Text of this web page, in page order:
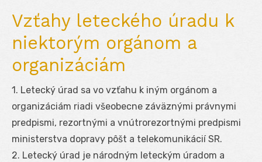
Vzťahy leteckého úradu k
niektorým orgánom a
organizáciám
1. Letecký úrad sa vo vzťahu k iným orgánom a
organizáciám riadi všeobecne záväznými právnymi
predpismi, rezortnými a vnútrorezortnými predpismi
ministerstva dopravy pôšt a telekomunikácií SR.
2. Letecký úrad je národným leteckým úradom a